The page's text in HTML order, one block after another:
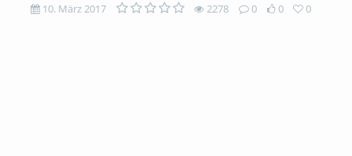
10. März 2017 2278 0 0 0